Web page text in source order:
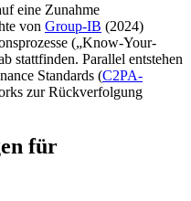
eine Zunahme
von Group-IB (2024)
(„Know-Your-
stattfinden. Parallel entstehen
Standards (C2PA-
zur Rückverfolgung
für